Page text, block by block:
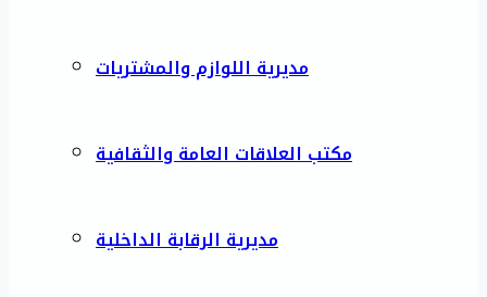
مديرية اللوازم والمشتريات
مكتب العلاقات العامة والثقافية
مديرية الرقابة الداخلية